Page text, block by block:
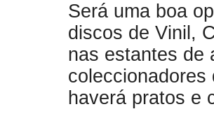
Será uma boa
discos de Vinil,
nas estantes de
haverá pratos e